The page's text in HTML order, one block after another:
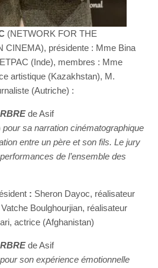
(NETWORK FOR THE
CINEMA), présidente : Mme Bina
(Inde), membres : Mme
artistique (Kazakhstan), M.
(Autriche) :
de Asif
pour sa narration cinématographique
entre un père et son fils. Le jury
de l’ensemble des
: Sheron Dayoc, réalisateur
Boulghourjian, réalisateur
actrice (Afghanistan)
de Asif
pour son expérience émotionnelle